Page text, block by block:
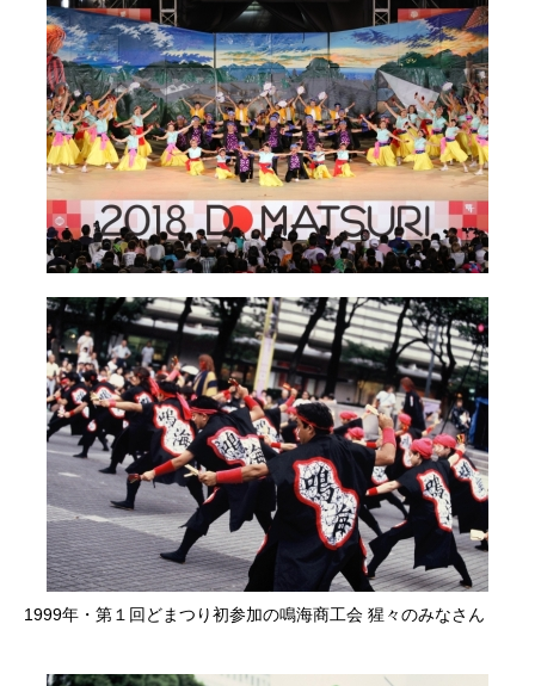
1999年・第１回どまつり初参加の鳴海商工会 猩々のみなさん